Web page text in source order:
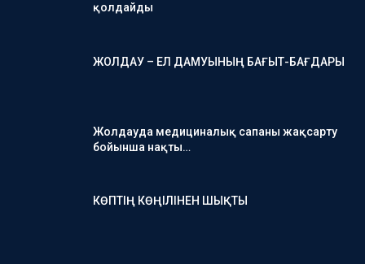
қолдайды
ЖОЛДАУ – ЕЛ ДАМУЫНЫҢ БАҒЫТ-БАҒДАРЫ
Жолдауда медициналық сапаны жақсарту
бойынша нақты…
КӨПТІҢ КӨҢІЛІНЕН ШЫҚТЫ